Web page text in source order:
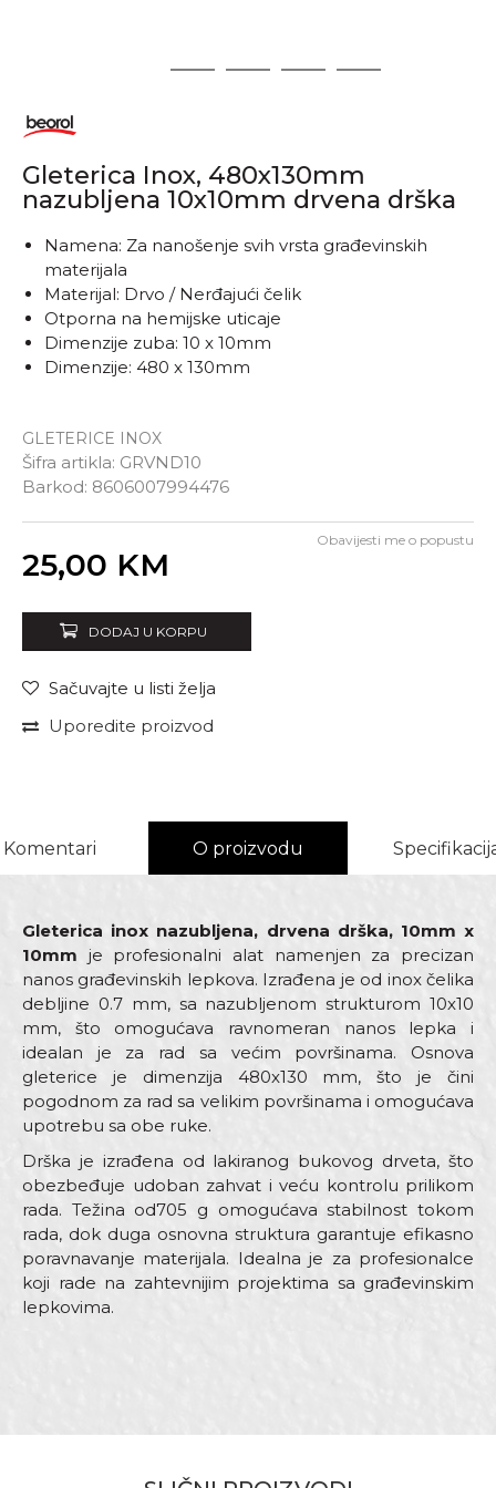
2 3 4 5
Gleterica Inox, 480x130mm
nazubljena 10x10mm drvena drška
GLETERICE INOX
Šifra artikla: GRVND10
Barkod: 8606007994476
Namena: Za nanošenje svih vrsta građevinskih
materijala
Materijal: Drvo / Nerđajući čelik
Otporna na hemijske uticaje
Dimenzije zuba: 10 x 10mm
Dimenzije: 480 x 130mm
25,00 KM
Obavijesti me o popustu
DODAJ U KORPU
Sačuvajte u listi želja
Uporedite proizvod
Komentari O proizvodu
Gleterica inox nazubljena, drvena drška, 10mm x
10mm je profesionalni alat namenjen za precizan
nanos građevinskih lepkova. Izrađena je od inox čelika
debljine 0.7 mm, sa nazubljenom strukturom 10x10
mm, što omogućava ravnomeran nanos lepka i
idealan je za rad sa većim površinama. Osnova
gleterice je dimenzija 480x130 mm, što je čini
pogodnom za rad sa velikim površinama i omogućava
upotrebu sa obe ruke.
Drška je izrađena od lakiranog bukovog drveta, što
obezbeđuje udoban zahvat i veću kontrolu prilikom
rada. Težina od705 g omogućava stabilnost tokom
rada, dok duga osnovna struktura garantuje efikasno
poravnavanje materijala. Idealna je za profesionalce
koji rade na zahtevnijim projektima sa građevinskim
lepkovima.